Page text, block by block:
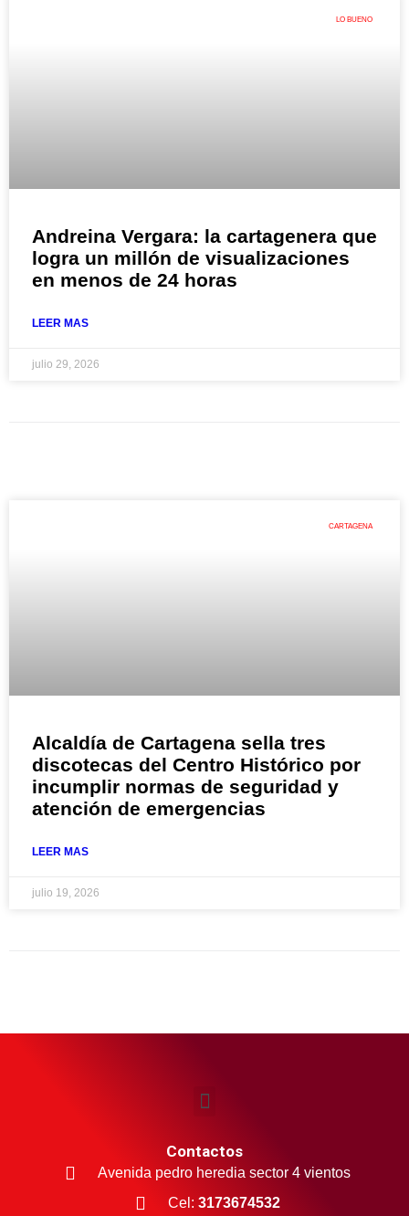
LO BUENO
Andreina Vergara: la cartagenera que
logra un millón de visualizaciones
en menos de 24 horas
LEER MAS
julio 29, 2026
CARTAGENA
Alcaldía de Cartagena sella tres
discotecas del Centro Histórico por
incumplir normas de seguridad y
atención de emergencias
LEER MAS
julio 19, 2026
Contactos
Avenida pedro heredia sector 4 vientos
Cel: 3173674532